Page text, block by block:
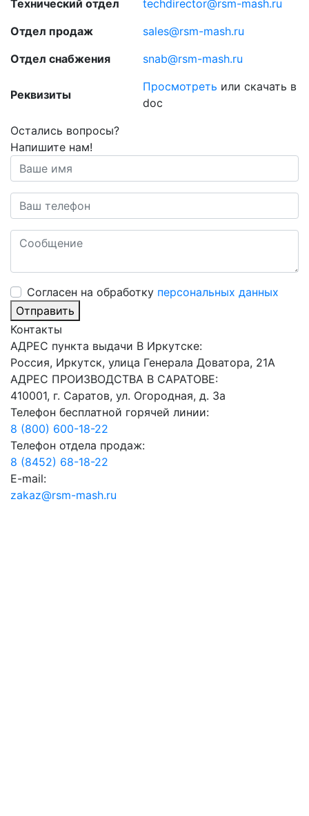
Технический отдел
techdirector@rsm-mash.ru
Отдел продаж
sales@rsm-mash.ru
Отдел снабжения
snab@rsm-mash.ru
Реквизиты
Просмотреть или скачать в
doc
Остались вопросы?
Напишите нам!
Cогласен на обработку персональных данных
Отправить
Контакты
АДРЕС пункта выдачи В Иркутске:
Россия, Иркутск, улица Генерала Доватора, 21А
АДРЕС ПРОИЗВОДСТВА В САРАТОВЕ:
410001, г. Саратов, ул. Огородная, д. 3а
Телефон бесплатной горячей линии:
8 (800) 600-18-22
Телефон отдела продаж:
8 (8452) 68-18-22
E-mail:
zakaz@rsm-mash.ru